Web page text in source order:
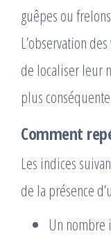
guêpes ou
L’observation
de localiser leur
plus
Comment
Les indices
de la présence
Un nombre